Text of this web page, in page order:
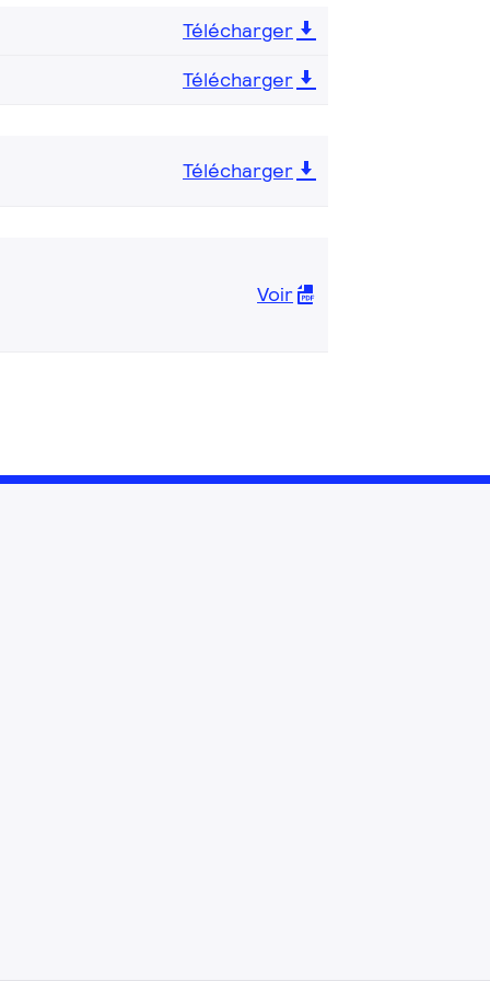
Télécharger
Télécharger
Télécharger
Voir